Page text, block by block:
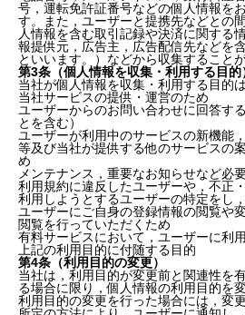
号，運転免許証番号などの個人情報を
す。また，ユーザーと提携先などとの
人情報を含む取引記録や決済に関する
報提供元，広告主，広告配信先などを
といいます。）などから収集すること
第3条（個人情報を収集・利用する目的
当社が個人情報を収集・利用する目的
当社サービスの提供・運営のため
ユーザーからのお問い合わせに回答す
とを含む）
ユーザーが利用中のサービスの新機能
等及び当社が提供する他のサービスの
め
メンテナンス，重要なお知らせなど必
利用規約に違反したユーザーや，不正
利用しようとするユーザーの特定をし
ユーザーにご自身の登録情報の閲覧や
閲覧を行っていただくため
有料サービスにおいて，ユーザーに利
上記の利用目的に付随する目的
第4条（利用目的の変更）
当社は，利用目的が変更前と関連性を
る場合に限り，個人情報の利用目的を
利用目的の変更を行った場合には，変